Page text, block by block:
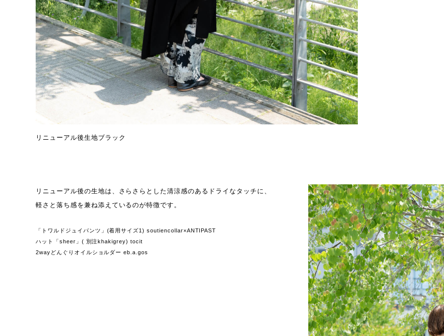
リニューアル後生地ブラック
リニューアル後の生地は、さらさらとした清涼感のあるドライなタッチに、
軽さと落ち感を兼ね添えているのが特徴です。
「トワルドジュイパンツ」(着用サイズ1) soutiencollar×ANTIPAST
ハット「sheer」( 別注khakigrey) tocit
2wayどんぐりオイルショルダー eb.a.gos